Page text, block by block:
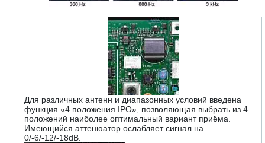
Для различных антенн и диапазонных условий введена
функция «4 положения IPO», позволяющая выбрать из 4
положений наиболее оптимальный вариант приёма.
Имеющийся аттенюатор ослабляет сигнал на
0/-6/-12/-18dB.